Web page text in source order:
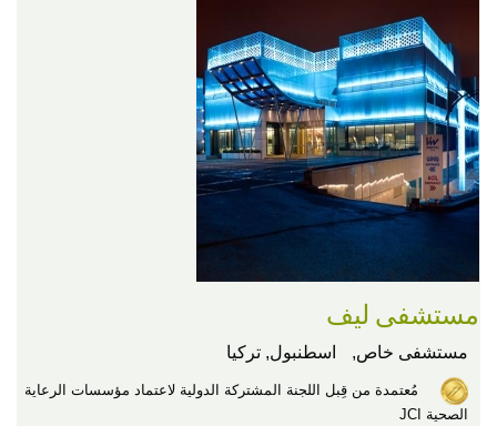
مستشفى ليف
مستشفى خاص, اسطنبول, تركيا
مُعتمدة من قِبل اللجنة المشتركة الدولية لاعتماد مؤسسات الرعاية
الصحية JCI